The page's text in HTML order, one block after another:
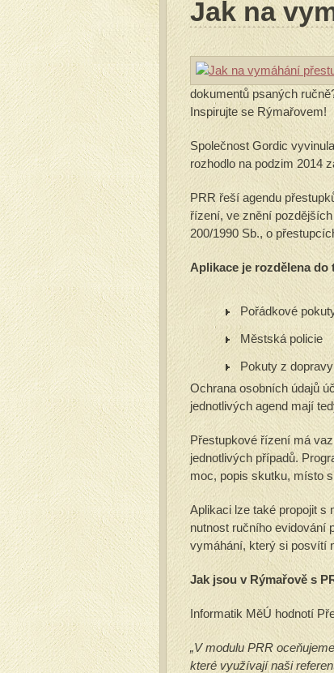
Jak na
dokumentů psaných
Inspirujte se Rýmařovem!
Společnost Gordic
rozhodlo na podzim 2014
PRR řeší agendu
řízení, ve znění
200/1990 Sb., o
Aplikace je rozdělena do
Pořádkové
Městská policie
Pokuty z dopravy
Ochrana osobních údajů
jednotlivých agend mají
Přestupkové řízení má
jednotlivých případů.
moc, popis skutku, místo
Aplikaci lze také propojit s
nutnost ručního evidování
vymáhání, který si posvítí
Jak jsou v Rýmařově s
Informatik MěÚ hodnotí
„V modulu PRR
které využívají naši